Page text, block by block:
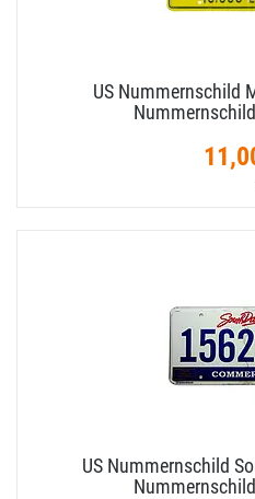
US Nummernschild
US Nummernschild